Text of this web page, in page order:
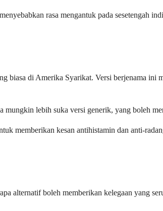
rasa mengantuk pada sesetengah
biasa di Amerika Syarikat. Versi berjenama ini
mungkin lebih suka versi generik, yang boleh
memberikan kesan antihistamin dan anti-
alternatif boleh memberikan kelegaan yang